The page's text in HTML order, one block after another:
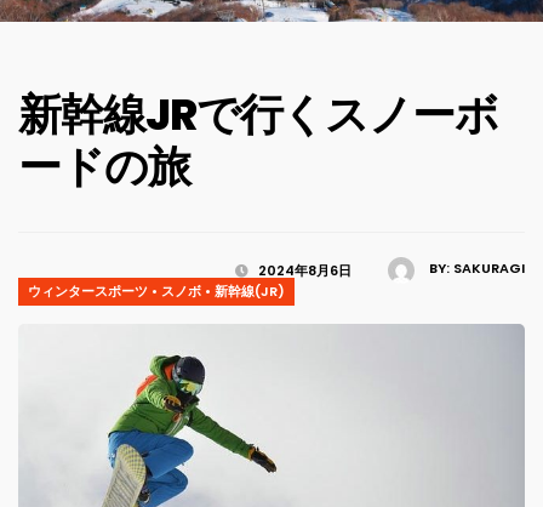
新幹線JRで行くスノーボ
ードの旅
BY: SAKURAGI
2024年8月6日
ウィンタースポーツ • スノボ • 新幹線(JR)